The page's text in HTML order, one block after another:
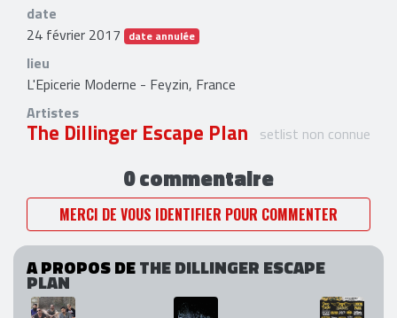
date
24 février 2017 date annulée
lieu
L'Epicerie Moderne - Feyzin, France
Artistes
The Dillinger Escape Plan setlist non connue
0 commentaire
MERCI DE VOUS IDENTIFIER POUR COMMENTER
A PROPOS DETHE DILLINGER ESCAPE
PLAN